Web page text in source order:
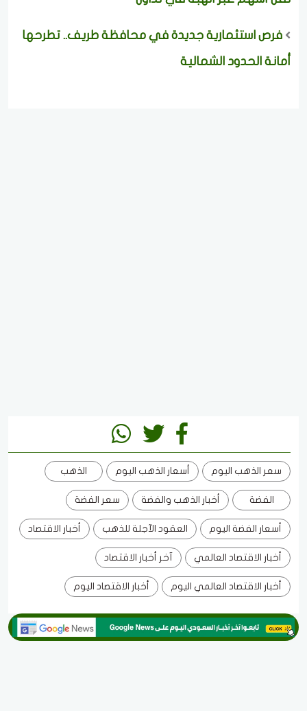
فرص استثمارية جديدة في محافظة طريف.. تطرحها
أمانة الحدود الشمالية
سعر الذهب اليوم أسعار الذهب اليوم الذهب
الفضة أخبار الذهب والفضة سعر الفضة
أسعار الفضة اليوم العقود الآجلة للذهب أخبار الاقتصاد
أخبار الاقتصاد العالمي آخر أخبار الاقتصاد
أخبار الاقتصاد العالمي اليوم أخبار الاقتصاد اليوم